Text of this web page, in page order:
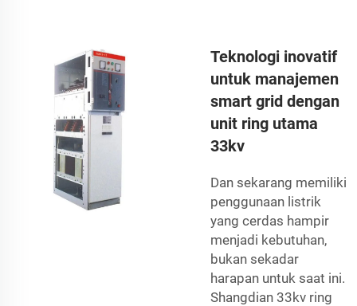
Teknologi inovatif
untuk manajemen
smart grid dengan
unit ring utama
33kv
Dan sekarang memiliki
penggunaan listrik
yang cerdas hampir
menjadi kebutuhan,
bukan sekadar
harapan untuk saat ini.
Shangdian 33kv ring